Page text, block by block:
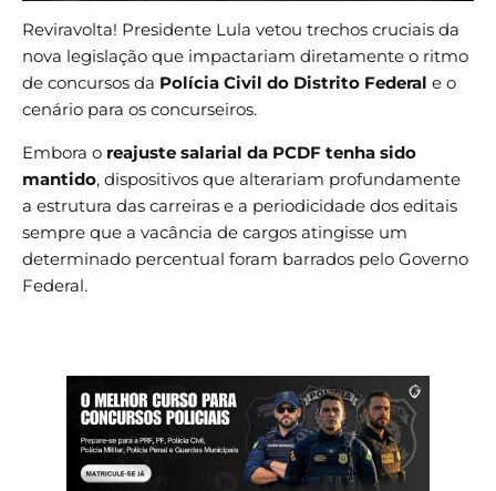
Reviravolta! Presidente Lula vetou trechos cruciais da
nova legislação que impactariam diretamente o ritmo
de concursos da Polícia Civil do Distrito Federal e o
cenário para os concurseiros.
Embora o reajuste salarial da PCDF tenha sido
mantido, dispositivos que alterariam profundamente
a estrutura das carreiras e a periodicidade dos editais
sempre que a vacância de cargos atingisse um
determinado percentual foram barrados pelo Governo
Federal.